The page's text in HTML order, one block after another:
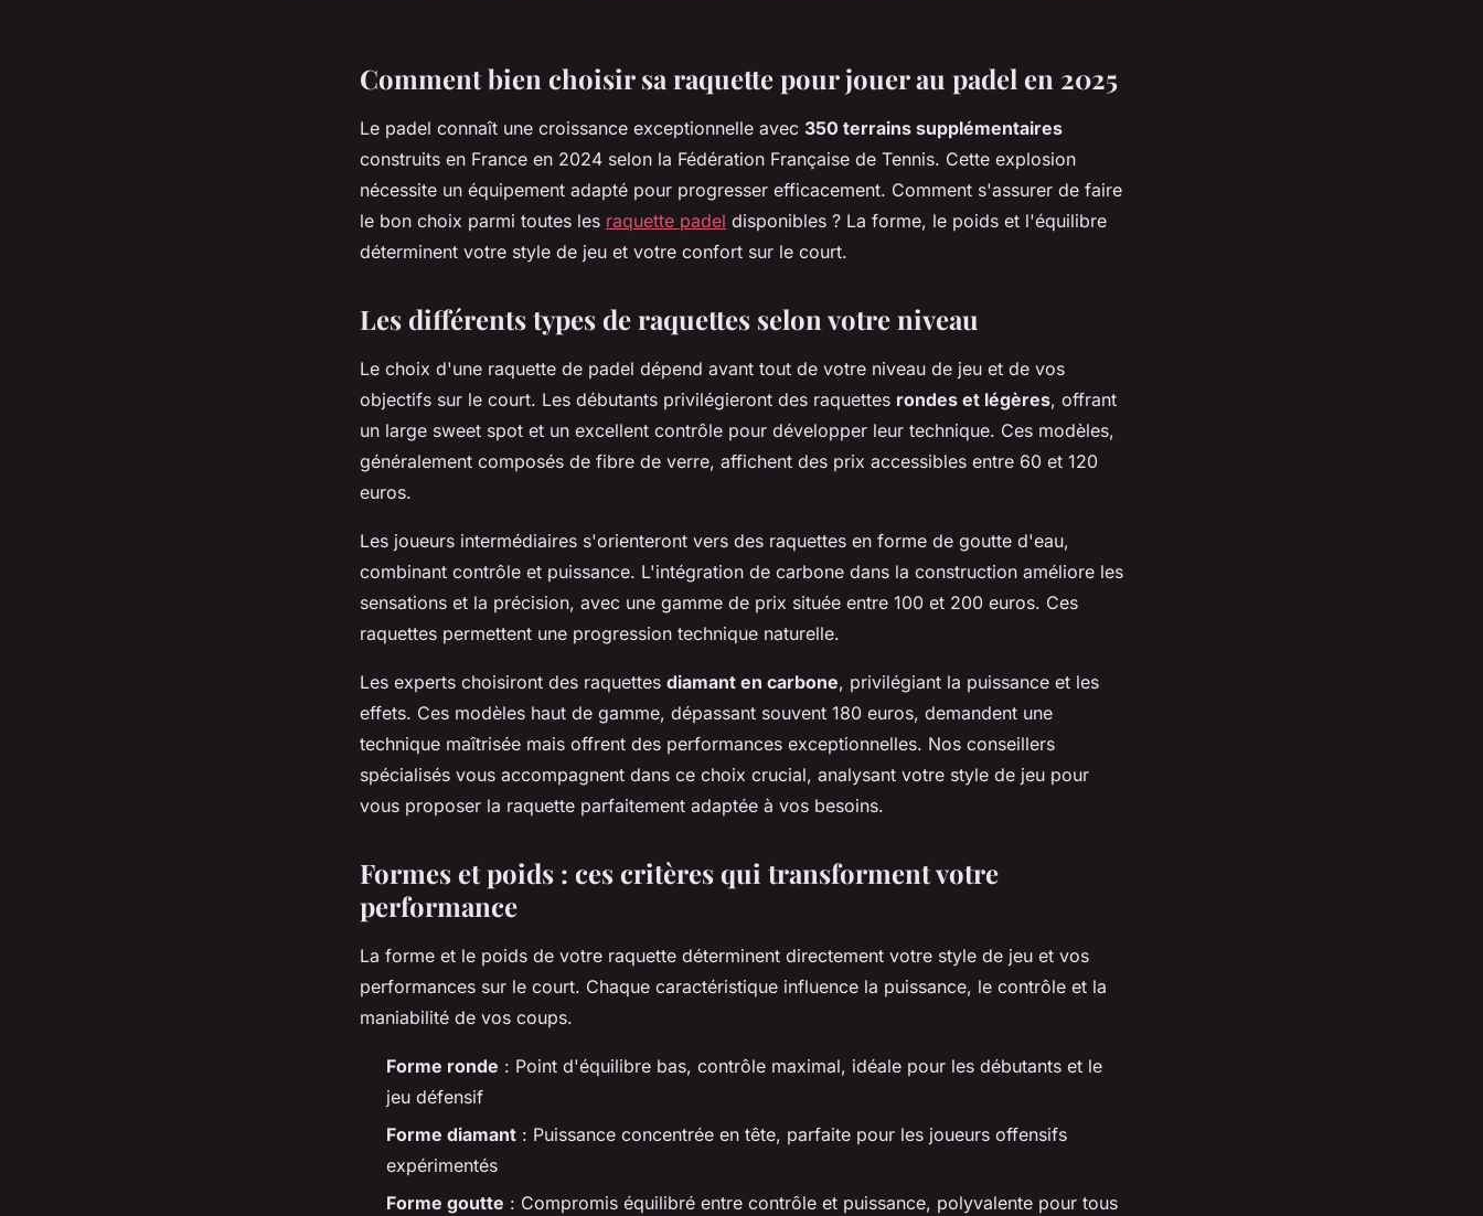
Comment bien choisir sa raquette pour jouer au padel en 2025
Le padel connaît une croissance exceptionnelle avec 350 terrains supplémentaires
construits en France en 2024 selon la Fédération Française de Tennis. Cette explosion
nécessite un équipement adapté pour progresser efficacement. Comment s'assurer de faire
le bon choix parmi toutes les raquette padel disponibles ? La forme, le poids et l'équilibre
déterminent votre style de jeu et votre confort sur le court.
Les différents types de raquettes selon votre niveau
Le choix d'une raquette de padel dépend avant tout de votre niveau de jeu et de vos
objectifs sur le court. Les débutants privilégieront des raquettes rondes et légères, offrant
un large sweet spot et un excellent contrôle pour développer leur technique. Ces modèles,
généralement composés de fibre de verre, affichent des prix accessibles entre 60 et 120
euros.
Les joueurs intermédiaires s'orienteront vers des raquettes en forme de goutte d'eau,
combinant contrôle et puissance. L'intégration de carbone dans la construction améliore les
sensations et la précision, avec une gamme de prix située entre 100 et 200 euros. Ces
raquettes permettent une progression technique naturelle.
Les experts choisiront des raquettes diamant en carbone, privilégiant la puissance et les
effets. Ces modèles haut de gamme, dépassant souvent 180 euros, demandent une
technique maîtrisée mais offrent des performances exceptionnelles. Nos conseillers
spécialisés vous accompagnent dans ce choix crucial, analysant votre style de jeu pour
vous proposer la raquette parfaitement adaptée à vos besoins.
Formes et poids : ces critères qui transforment votre
performance
La forme et le poids de votre raquette déterminent directement votre style de jeu et vos
performances sur le court. Chaque caractéristique influence la puissance, le contrôle et la
maniabilité de vos coups.
Forme ronde : Point d'équilibre bas, contrôle maximal, idéale pour les débutants et le
jeu défensif
Forme diamant : Puissance concentrée en tête, parfaite pour les joueurs offensifs
expérimentés
Forme goutte : Compromis équilibré entre contrôle et puissance, polyvalente pour tous